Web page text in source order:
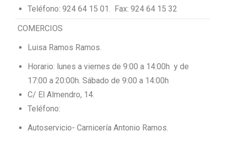
Teléfono: 924 64 15 01. Fax: 924 64 15 32
COMERCIOS
Luisa Ramos Ramos.
Horario: lunes a viernes de 9:00 a 14:00h y de
17:00 a 20:00h. Sábado de 9:00 a 14:00h
C/ El Almendro, 14.
Teléfono:
Autoservicio- Carnicería Antonio Ramos.